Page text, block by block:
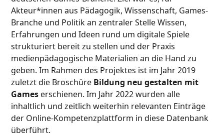
Akteur*innen aus Pädagogik, Wissenschaft, Games-
Branche und Politik an zentraler Stelle Wissen,
Erfahrungen und Ideen rund um digitale Spiele
strukturiert bereit zu stellen und der Praxis
medienpädagogische Materialien an die Hand zu
geben. Im Rahmen des Projektes ist im Jahr 2019
zuletzt die Broschüre Bildung neu gestalten mit
Games erschienen. Im Jahr 2022 wurden alle
inhaltlich und zeitlich weiterhin relevanten Einträge
der Online-Kompetenzplattform in diese Datenbank
überführt.